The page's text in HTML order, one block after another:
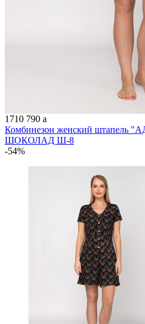
1710 790 a
Комбинезон женский штапель
ШОКОЛАД Ш-8
-54%